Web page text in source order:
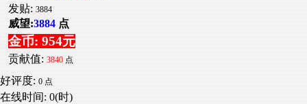
发贴: 3884
威望:3884 点
金币: 954元
贡献值: 3840 点
好评度: 0 点
在线时间: 0(时)